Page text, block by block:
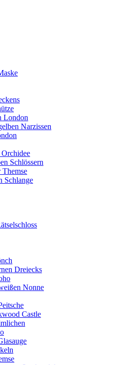
London
Narzissen
Orchidee
Schlössern
Themse
Schlange
Dreiecks
Nonne
Castle